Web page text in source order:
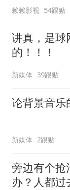
赖赖影视 54跟贴
讲真，是球
的！！！
新媒体 39跟贴
论背景音乐
新媒体 2跟贴
旁边有个
办？人都过